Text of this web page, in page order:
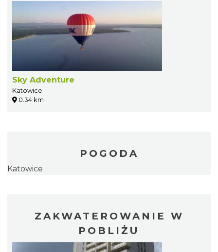
Sky Adventure
Katowice
0.34 km
POGODA
Katowice
ZAKWATEROWANIE W
POBLIŻU